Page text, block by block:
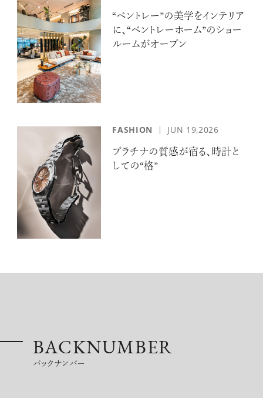
“ベントレー”の美学をインテリア
に、“ベントレーホーム”のショー
ルームがオープン
FASHION JUN 19,2026
プラチナの質感が宿る、時計と
しての“格”
BACKNUMBER
バックナンバー